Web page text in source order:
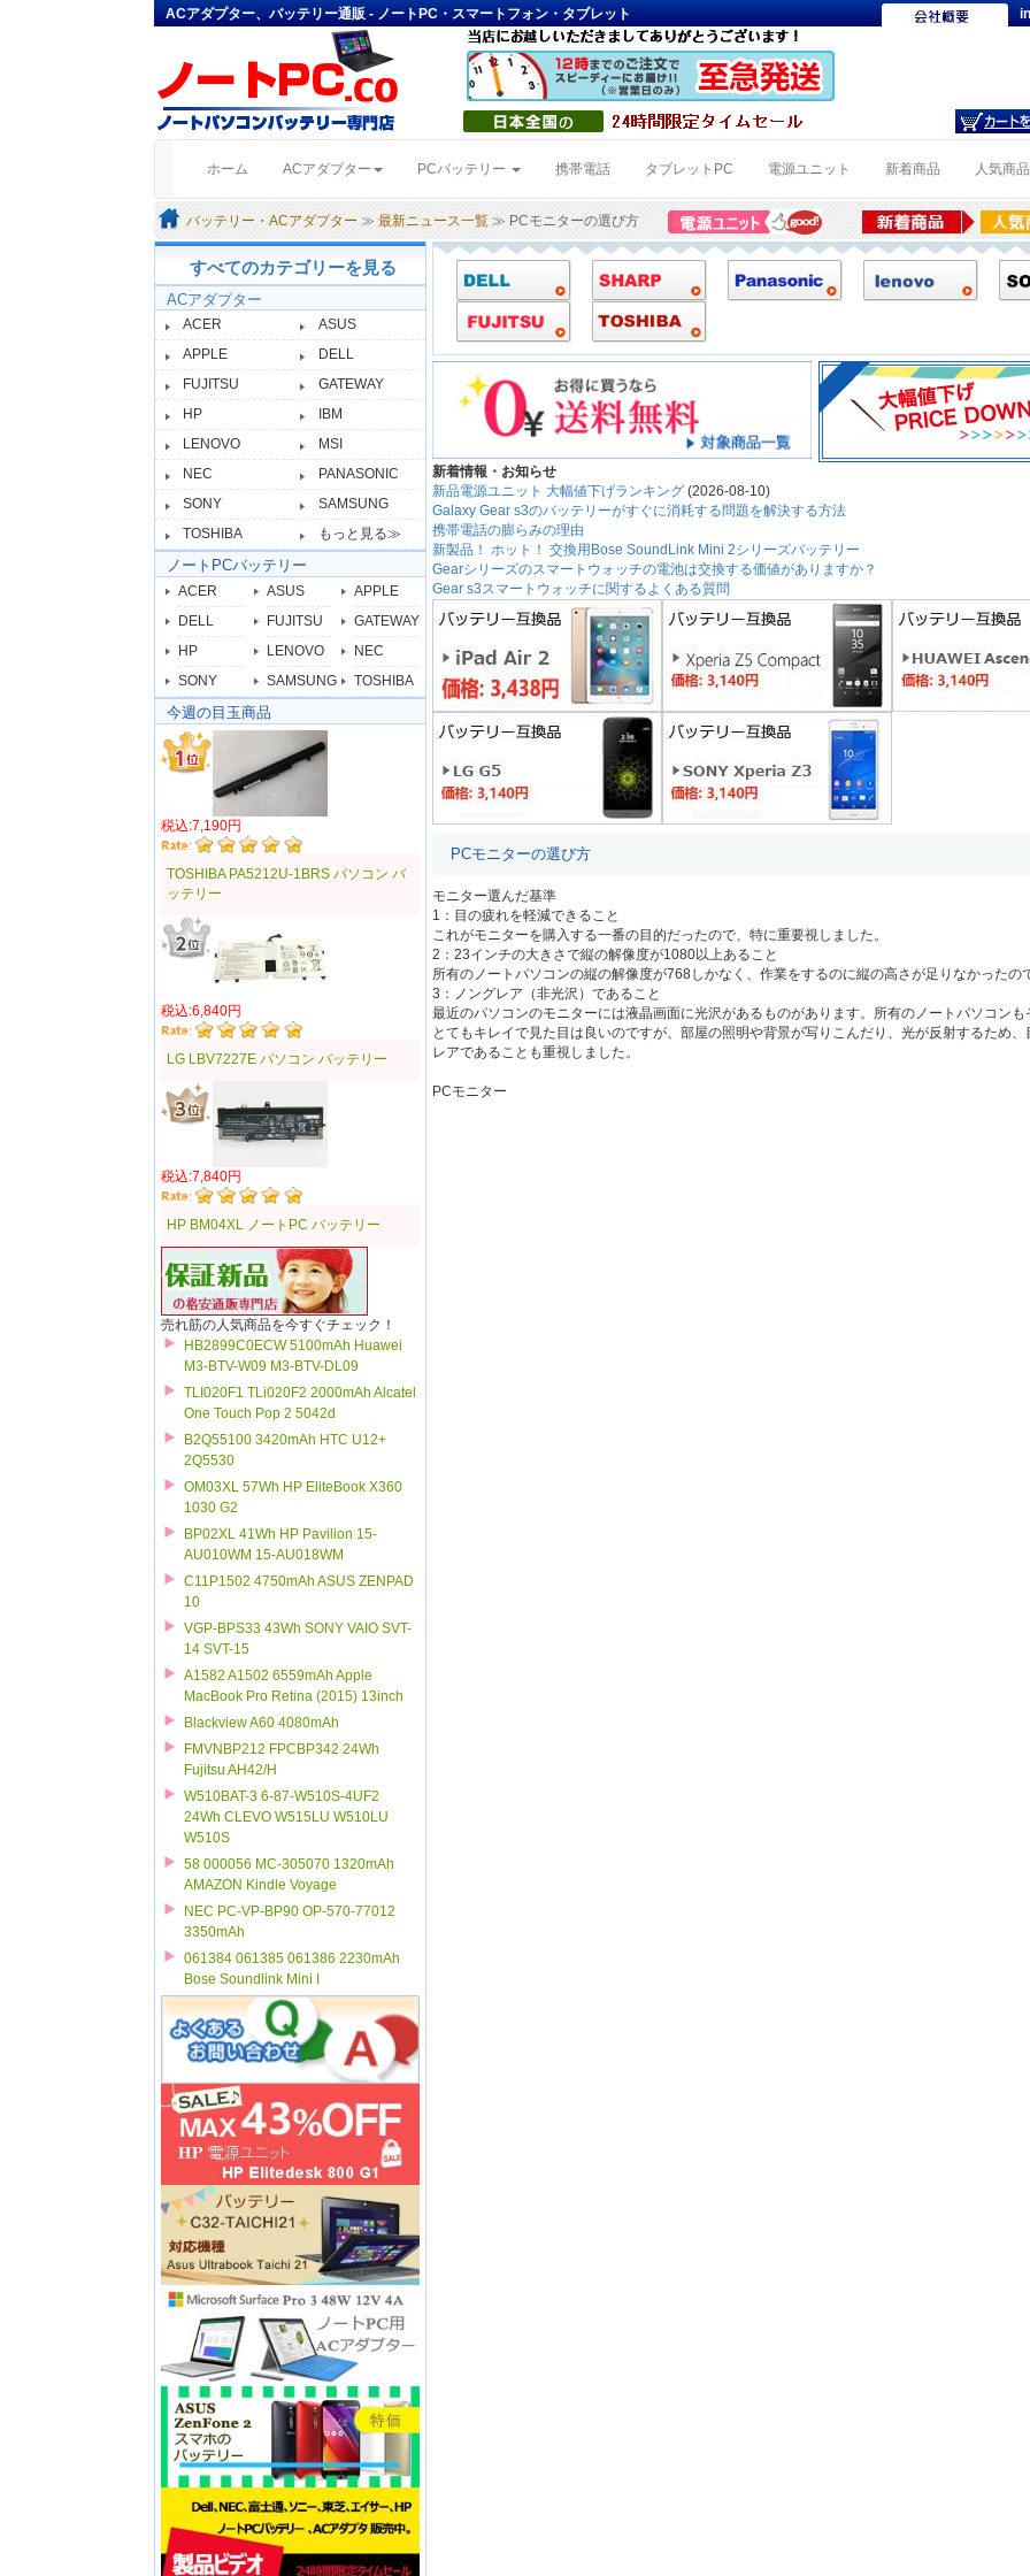
ACアダプター、バッテリー通販 - ノートPC・スマートフォン・タブレット
ホーム (current)ACアダプター PCバッテリー 携帯電話 タブレットPC 電源ユニット 新着商品 人気商品
バッテリー・ACアダプター ≫最新ニュース一覧 ≫ PCモニターの選び方
すべてのカテゴリーを見る
ACアダプター
ACER
ASUS
APPLE
DELL
FUJITSU
GATEWAY
HP
IBM
LENOVO
MSI
NEC
PANASONIC
SONY
SAMSUNG
TOSHIBA
もっと見る≫
ノートPCバッテリー
ACER ASUS
APPLE
DELL
FUJITSU
GATEWAY
HP
LENOVO
NEC
SONY
SAMSUNG TOSHIBA
今週の目玉商品
税込:7,190円
TOSHIBA PA5212U-1BRS パソコン バ
ッテリー
税込:6,840円
LG LBV7227E パソコン バッテリー
税込:7,840円
HP BM04XL ノートPC バッテリー
売れ筋の人気商品を今すぐチェック！
HB2899C0ECW 5100mAh Huawei
M3-BTV-W09 M3-BTV-DL09
TLI020F1 TLi020F2 2000mAh Alcatel
One Touch Pop 2 5042d
B2Q55100 3420mAh HTC U12+
2Q5530
OM03XL 57Wh HP EliteBook X360
1030 G2
BP02XL 41Wh HP Pavilion 15-
AU010WM 15-AU018WM
C11P1502 4750mAh ASUS ZENPAD
10
VGP-BPS33 43Wh SONY VAIO SVT-
14 SVT-15
A1582 A1502 6559mAh Apple
MacBook Pro Retina (2015) 13inch
Blackview A60 4080mAh
FMVNBP212 FPCBP342 24Wh
Fujitsu AH42/H
W510BAT-3 6-87-W510S-4UF2
24Wh CLEVO W515LU W510LU
W510S
58 000056 MC-305070 1320mAh
AMAZON Kindle Voyage
NEC PC-VP-BP90 OP-570-77012
3350mAh
061384 061385 061386 2230mAh
Bose Soundlink Mini I
新着情報・お知らせ
新品電源ユニット 大幅値下げランキング(2026-08-10)
Galaxy Gear s3のバッテリーがすぐに消耗する問題を解決する方法
携帯電話の膨らみの理由
新製品！ ホット！ 交換用Bose SoundLink Mini 2シリーズバッテリー
Gearシリーズのスマートウォッチの電池は交換する価値がありますか？
Gear s3スマートウォッチに関するよくある質問
PCモニターの選び方
モニター選んだ基準
1：目の疲れを軽減できること
これがモニターを購入する一番の目的だったので、特に重要視しました。
2：23インチの大きさで縦の解像度が1080以上あること
所有のノートパソコンの縦の解像度が768しかなく、作業をするのに縦の高さが足りなかったの
3：ノングレア（非光沢）であること
最近のパソコンのモニターには液晶画面に光沢があるものがあります。所有のノートパソコンも
とてもキレイで見た目は良いのですが、部屋の照明や背景が写りこんだり、光が反射するため
レアであることも重視しました。
PCモニター